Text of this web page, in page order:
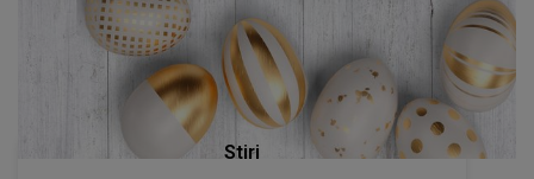
Stiri